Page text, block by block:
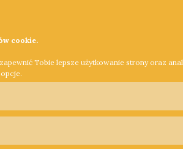
cookie.
Tobie lepsze użytkowanie strony oraz